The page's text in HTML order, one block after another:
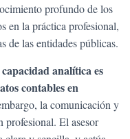
profundo de los
en la práctica profesional,
de las entidades públicas.
analítica es
contables en
la comunicación y
profesional. El asesor